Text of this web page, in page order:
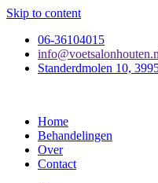
Skip to content
06-36104015
Standerdmolen 10,
Home
Behandelingen
Over
Contact